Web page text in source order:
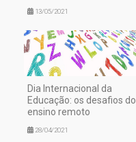
13/05/2021
Dia Internacional da
Educação: os desafios do
ensino remoto
28/04/2021